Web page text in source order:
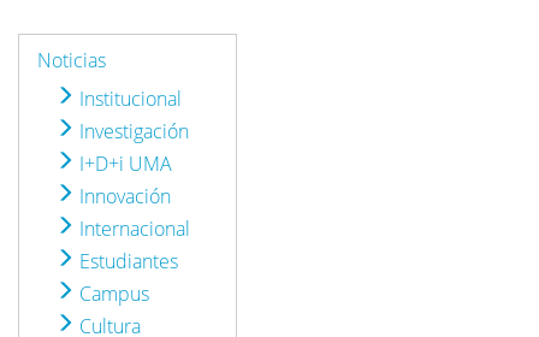
Noticias
Institucional
Investigación
I+D+i UMA
Innovación
Internacional
Estudiantes
Campus
Cultura